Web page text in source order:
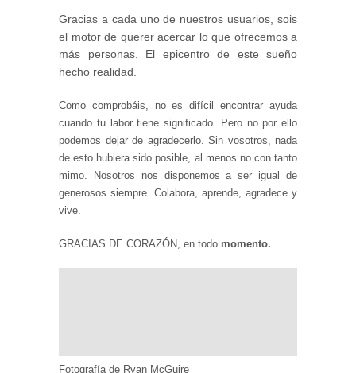
Gracias a cada uno de nuestros usuarios, sois
el motor de querer acercar lo que ofrecemos a
más personas. El epicentro de este sueño
hecho realidad.
Como comprobáis, no es difícil encontrar ayuda
cuando tu labor tiene significado. Pero no por ello
podemos dejar de agradecerlo. Sin vosotros, nada
de esto hubiera sido posible, al menos no con tanto
mimo. Nosotros nos disponemos a ser igual de
generosos siempre. Colabora, aprende, agradece y
vive.
GRACIAS DE CORAZÓN, en todo momento.
Fotografía de Ryan McGuire